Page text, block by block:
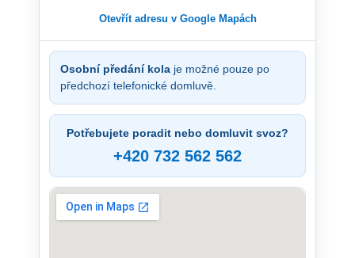
Otevřít adresu v Google Mapách
Osobní předání kola je možné pouze po
předchozí telefonické domluvě.
Potřebujete poradit nebo domluvit svoz?
+420 732 562 562